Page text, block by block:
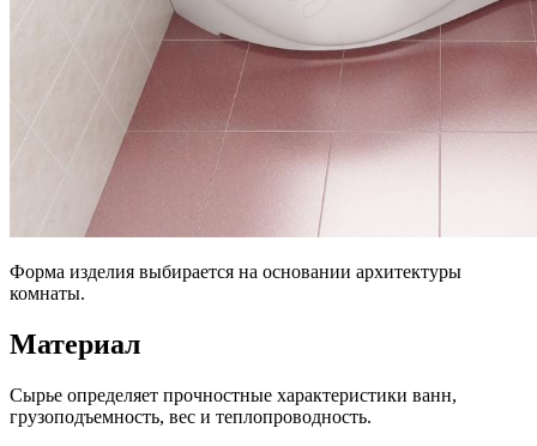
Форма изделия выбирается на основании архитектуры
комнаты.
Материал
Сырье определяет прочностные характеристики ванн,
грузоподъемность, вес и теплопроводность.